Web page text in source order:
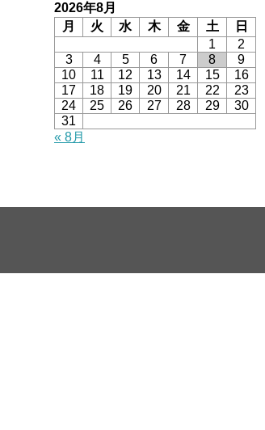
2026年8月
月
火 水 木 金 土
日
1
2
3
4 5 6 7 8
9
10
11 12 13 14 15
16
17
18 19 20 21 22
23
24
25 26 27 28 29
30
31
« 8月